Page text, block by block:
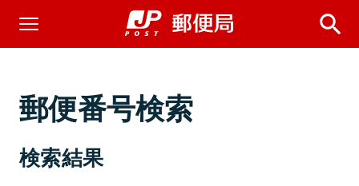
郵便番号検索
検索結果